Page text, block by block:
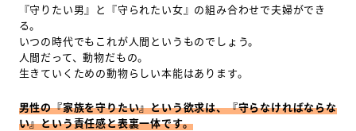
『守りたい男』と『守られたい女』の組み合わせで夫婦ができ
る。
いつの時代でもこれが人間というものでしょう。
人間だって、動物だもの。
生きていくための動物らしい本能はあります。
男性の『家族を守りたい』という欲求は、『守らなければならな
い』という責任感と表裏一体です。